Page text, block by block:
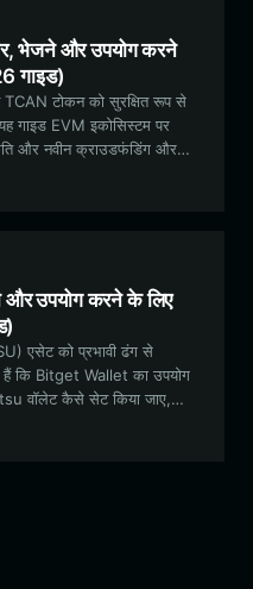
भेजने और उपयोग करने
गाइड)
टोकन को सुरक्षित रूप से
गाइड EVM इकोसिस्टम पर
और नवीन क्राउडफंडिंग और
मजबूत, मल्टी-चेन वॉलेट क्यों
उपयोग करने के लिए
एसेट को प्रभावी ढंग से
हैं कि Bitget Wallet का उपयोग
वॉलेट कैसे सेट किया जाए,
एंगेजमेंट तक निर्बाध पहुंच